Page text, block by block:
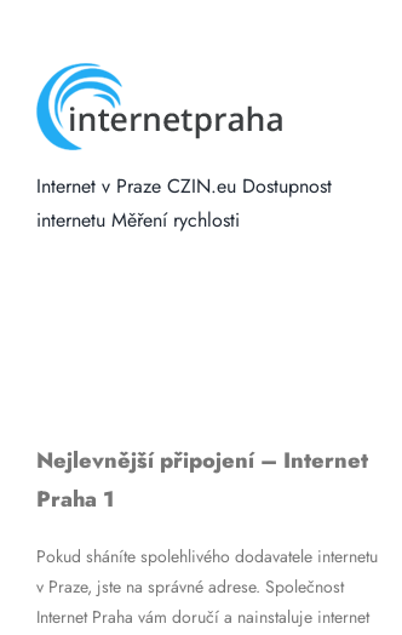
Internet v Praze CZIN.eu Dostupnost
internetu Měření rychlosti
Nejlevnější připojení – Internet
Praha 1
Pokud sháníte spolehlivého dodavatele internetu
v Praze, jste na správné adrese. Společnost
Internet Praha vám doručí a nainstaluje internet